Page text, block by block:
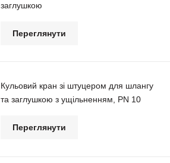
заглушкою
Переглянути
Кульовий кран зі штуцером для шлангу
та заглушкою з ущільненням, РN 10
Переглянути